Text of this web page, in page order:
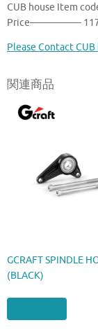
CUB house Item
Price—————-
Please Contact CUB
関連商品
GCRAFT SPINDLE
(BLACK)